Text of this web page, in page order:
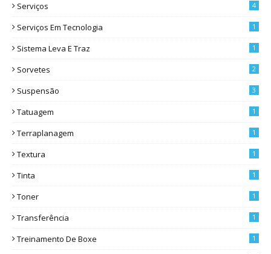
Serviços 4
Serviços Em Tecnologia 1
Sistema Leva E Traz 1
Sorvetes 2
Suspensão 3
Tatuagem 1
Terraplanagem 1
Textura 1
Tinta 1
Toner 1
Transferência 1
Treinamento De Boxe 1